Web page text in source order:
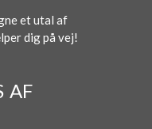
et utal af
dig på vej!
AF